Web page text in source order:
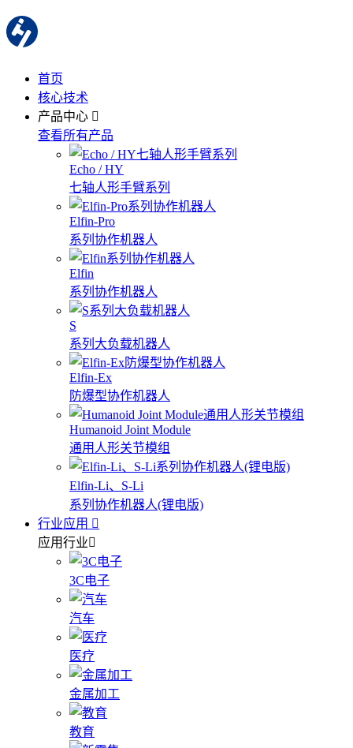
首页
核心技术
产品中心
查看所有产品
Echo / HY
七轴人形手臂系列
Elfin-Pro
系列协作机器人
Elfin
系列协作机器人
S
系列大负载机器人
Elfin-Ex
防爆型协作机器人
Humanoid Joint Module
通用人形关节模组
Elfin-Li、S-Li
系列协作机器人(锂电版)
行业应用
应用行业
3C电子
汽车
医疗
金属加工
教育